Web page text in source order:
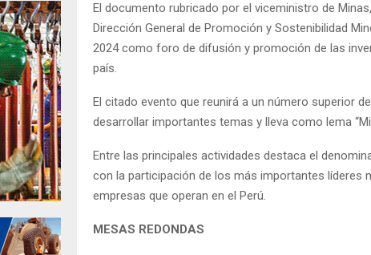
El documento rubricado por el viceministro de
Dirección General de Promoción y Sostenibilidad
2024 como foro de difusión y promoción de las
país.
El citado evento que reunirá a un número superior
desarrollar importantes temas y lleva como lema
Entre las principales actividades destaca el
con la participación de los más importantes líderes
empresas que operan en el Perú.
MESAS REDONDAS